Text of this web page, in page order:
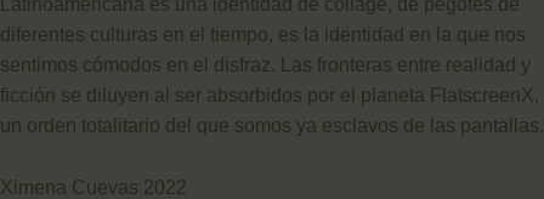
Latinoamericana es una identidad de collage, de pegotes de
diferentes culturas en el tiempo, es la identidad en la que nos
sentimos cómodos en el disfraz. Las fronteras entre realidad y
ficción se diluyen al ser absorbidos por el planeta FlatscreenX,
un orden totalitario del que somos ya esclavos de las pantallas.
Ximena Cuevas 2022